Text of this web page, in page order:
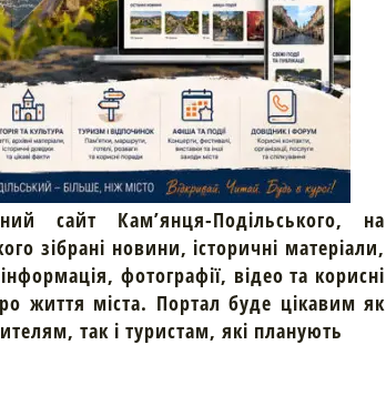
сайт Кам’янця-Подільського, на
зібрані новини, історичні матеріали,
фотографії, відео та корисні
життя міста. Портал буде цікавим як
так і туристам, які планують